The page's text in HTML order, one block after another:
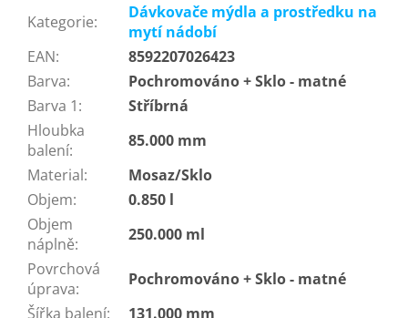
Kategorie:
Dávkovače mýdla a prostředku na
mytí nádobí
EAN:
8592207026423
Barva:
Pochromováno + Sklo - matné
Barva 1:
Stříbrná
Hloubka
balení:
85.000 mm
Material:
Mosaz/Sklo
Objem:
0.850 l
Objem
náplně:
250.000 ml
Povrchová
úprava:
Pochromováno + Sklo - matné
Šířka balení:
131.000 mm